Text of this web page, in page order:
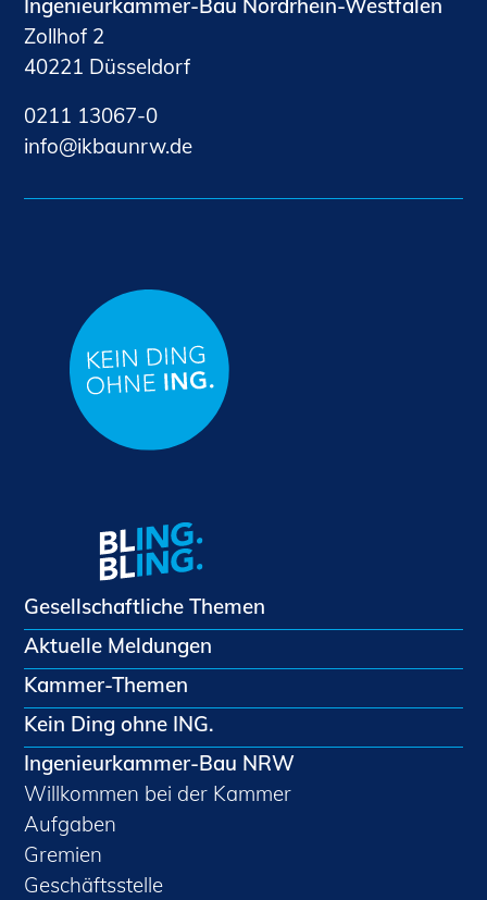
Zollhof 2
40221 Düsseldorf
0211 13067-0
nf
kb nrwd
Gesellschaftliche Themen
Aktuelle Meldungen
Kammer-Themen
Kein Ding ohne ING.
Ingenieurkammer-Bau NRW
Willkommen bei der Kammer
Aufgaben
Gremien
Geschäftsstelle